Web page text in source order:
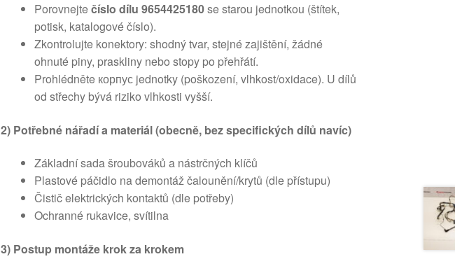
Porovnejtečíslo dílu 9654425180se starou jednotkou (štítek,
potisk, katalogové číslo).
Zkontrolujte konektory: shodný tvar, stejné zajištění, žádné
ohnuté piny, praskliny nebo stopy po přehřátí.
Prohlédněte корпус jednotky (poškození, vlhkost/oxidace). U dílů
od střechy bývá riziko vlhkosti vyšší.
2) Potřebné nářadí a materiál (obecně, bez specifických dílů navíc)
Základní sada šroubováků a nástrčných klíčů
Plastové páčidlo na demontáž čalounění/krytů (dle přístupu)
Čistič elektrických kontaktů (dle potřeby)
Ochranné rukavice, svítilna
3) Postup montáže krok za krokem